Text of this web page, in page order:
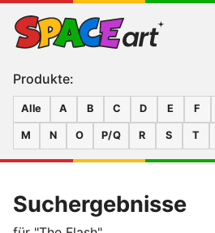
Produkte:
Alle A B C D E F
M N O P/Q R S T
Suchergebnisse